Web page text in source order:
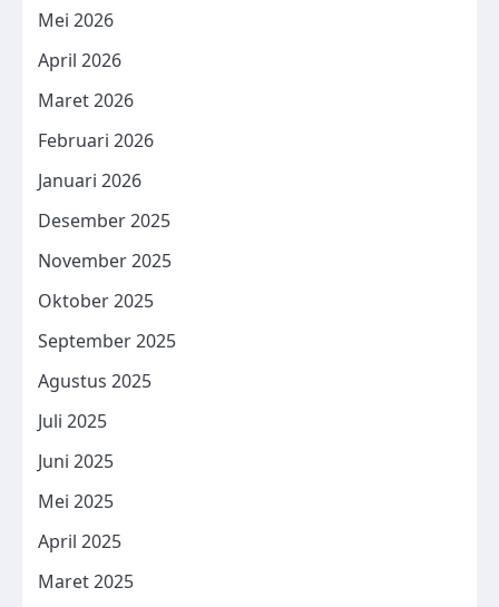
Mei 2026
April 2026
Maret 2026
Februari 2026
Januari 2026
Desember 2025
November 2025
Oktober 2025
September 2025
Agustus 2025
Juli 2025
Juni 2025
Mei 2025
April 2025
Maret 2025